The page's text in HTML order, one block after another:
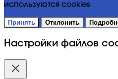
используются cookies
Принять Отклонить
Настройки файлов